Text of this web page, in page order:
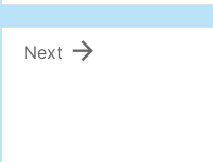

Next